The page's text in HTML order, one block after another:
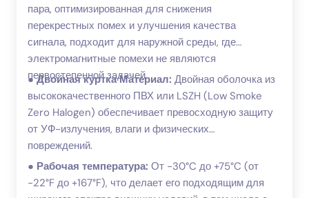
пара, оптимизированная для снижения
перекрестных помех и улучшения качества
сигнала, подходит для наружной среды, где
электромагнитные помехи не являются
первостепенной задачей.
●Двойная куртка Материал: Двойная оболочка из
высококачественного ПВХ или LSZH (Low Smoke
Zero Halogen) обеспечивает превосходную защиту
от УФ-излучения, влаги и физических
повреждений.
● Рабочая температура: От -30°C до +75°C (от
-22°F до +167°F), что делает его подходящим для